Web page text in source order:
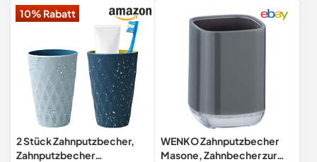
10% Rabatt
2 Stück Zahnputzbecher,
Zahnputzbecher
WENKO Zahnputzbecher
Masone, Zahnbecher zur